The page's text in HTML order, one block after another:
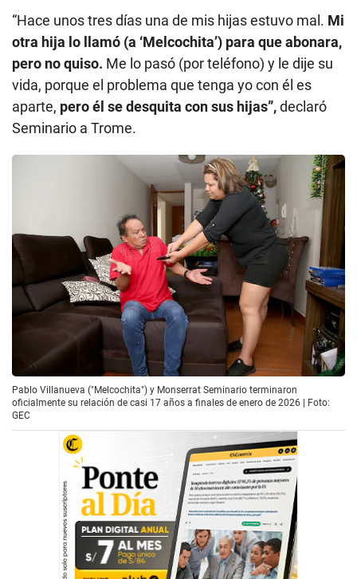
“Hace unos tres días una de mis hijas estuvo mal. Mi
otra hija lo llamó (a ‘Melcochita’) para que abonara,
pero no quiso. Me lo pasó (por teléfono) y le dije su
vida, porque el problema que tenga yo con él es
aparte, pero él se desquita con sus hijas”,declaró
Seminario a Trome.
Pablo Villanueva ("Melcochita") y Monserrat Seminario terminaron
oficialmente su relación de casi 17 años a finales de enero de 2026 | Foto:
GEC